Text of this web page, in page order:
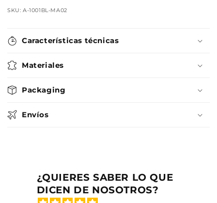
SKU: A-1001BL-MA02
Características técnicas
Materiales
Packaging
Envíos
¿QUIERES SABER LO QUE
DICEN DE NOSOTROS?